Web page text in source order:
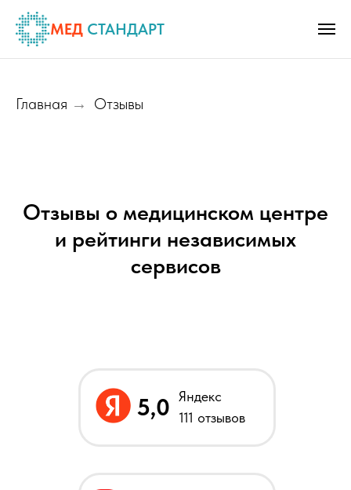
МЕД СТАНДАРТ
Главная → Отзывы
Отзывы о медицинском центре
и рейтинги независимых
сервисов
5,0
Яндекс
111 отзывов